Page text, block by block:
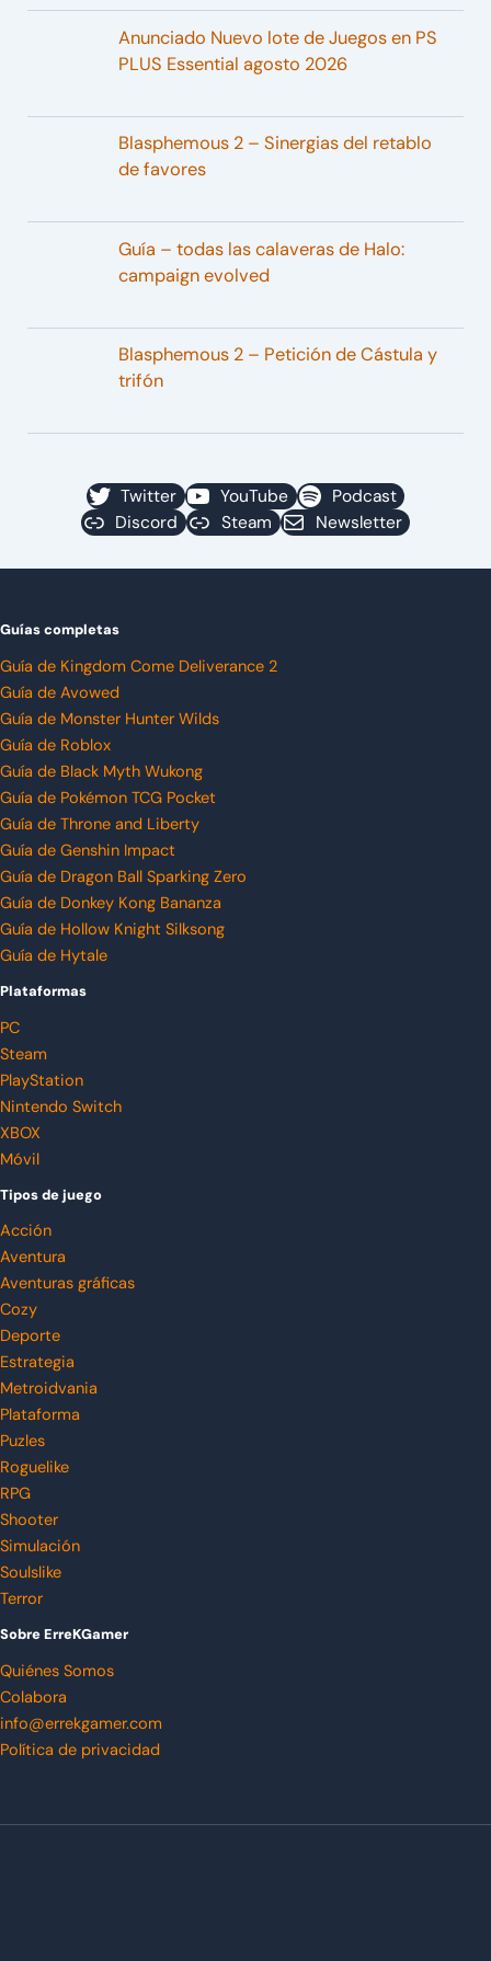
Anunciado Nuevo lote de Juegos en PS
PLUS Essential agosto 2026
Blasphemous 2 – Sinergias del retablo
de favores
Guía – todas las calaveras de Halo:
campaign evolved
Blasphemous 2 – Petición de Cástula y
trifón
Twitter YouTube
Podcast
Discord
Steam Newsletter
Guías completas
Guía de Kingdom Come Deliverance 2
Guía de Avowed
Guía de Monster Hunter Wilds
Guía de Roblox
Guía de Black Myth Wukong
Guía de Pokémon TCG Pocket
Guía de Throne and Liberty
Guía de Genshin Impact
Guía de Dragon Ball Sparking Zero
Guía de Donkey Kong Bananza
Guía de Hollow Knight Silksong
Guía de Hytale
Plataformas
PC
Steam
PlayStation
Nintendo Switch
XBOX
Móvil
Tipos de juego
Acción
Aventura
Aventuras gráficas
Cozy
Deporte
Estrategia
Metroidvania
Plataforma
Puzles
Roguelike
RPG
Shooter
Simulación
Soulslike
Terror
Sobre ErreKGamer
Quiénes Somos
Colabora
info@errekgamer.com
Política de privacidad